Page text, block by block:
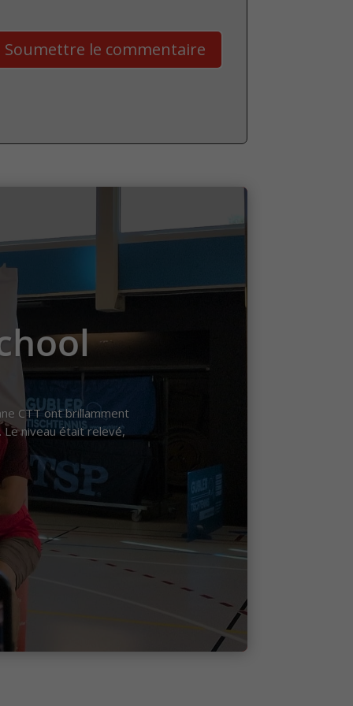
Soumettre le commentaire
CTT ont brillamment
niveau était relevé,